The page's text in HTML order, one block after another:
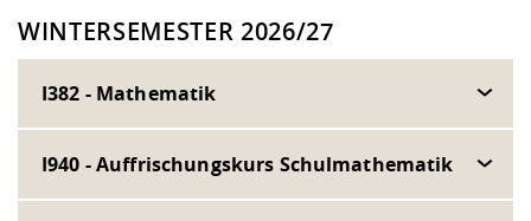
WINTERSEMESTER 2026/27
I382 - Mathematik
I940 - Auffrischungskurs Schulmathematik